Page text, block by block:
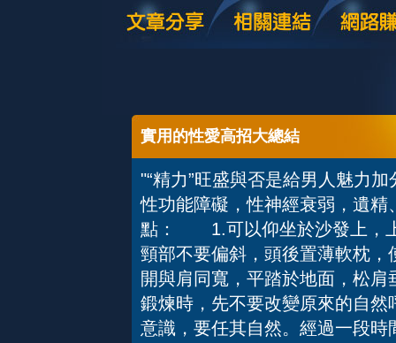
實用的性愛高招大總結
"“精力”旺盛與否是給男人魅力
性功能障礙，性神經衰弱，遺
點： 1.可以仰坐於沙發上，上
頸部不要偏斜，頭後置薄軟枕
開與肩同寬，平踏於地面，松
鍛煉時，先不要改變原來的自
意識，要任其自然。經過一段